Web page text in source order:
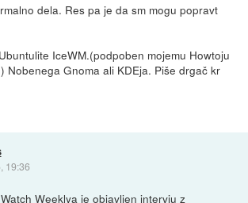
dela. Res pa je da sm mogu popravt
IceWM.(podpoben mojemu Howtoju
Nobenega Gnoma ali KDEja. Piše drgač kr
19:36
Weeklya je objavljenintervju z